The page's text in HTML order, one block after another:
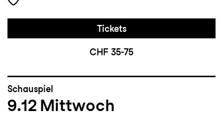
Tickets
CHF 35-75
Schauspiel
9.12 Mittwoch